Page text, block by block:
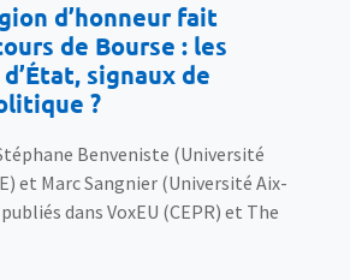
d’honneur fait
de Bourse : les
signaux de
?
Benveniste (Université
et Marc Sangnier (Université Aix-
dans VoxEU (CEPR) et The